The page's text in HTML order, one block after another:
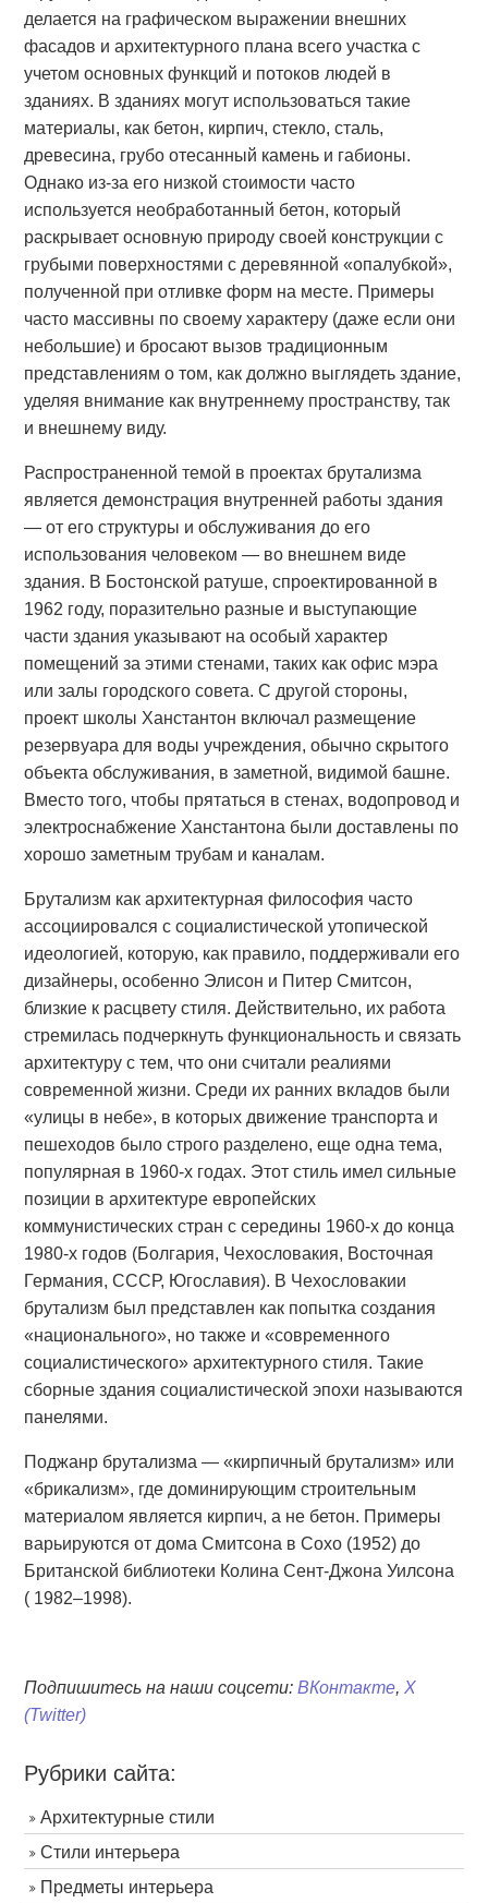
делается на графическом выражении внешних
фасадов и архитектурного плана всего участка с
учетом основных функций и потоков людей в
зданиях. В зданиях могут использоваться такие
материалы, как бетон, кирпич, стекло, сталь,
древесина, грубо отесанный камень и габионы.
Однако из-за его низкой стоимости часто
используется необработанный бетон, который
раскрывает основную природу своей конструкции с
грубыми поверхностями с деревянной «опалубкой»,
полученной при отливке форм на месте. Примеры
часто массивны по своему характеру (даже если они
небольшие) и бросают вызов традиционным
представлениям о том, как должно выглядеть здание,
уделяя внимание как внутреннему пространству, так
и внешнему виду.
Распространенной темой в проектах брутализма
является демонстрация внутренней работы здания
— от его структуры и обслуживания до его
использования человеком — во внешнем виде
здания. В Бостонской ратуше, спроектированной в
1962 году, поразительно разные и выступающие
части здания указывают на особый характер
помещений за этими стенами, таких как офис мэра
или залы городского совета. С другой стороны,
проект школы Ханстантон включал размещение
резервуара для воды учреждения, обычно скрытого
объекта обслуживания, в заметной, видимой башне.
Вместо того, чтобы прятаться в стенах, водопровод и
электроснабжение Ханстантона были доставлены по
хорошо заметным трубам и каналам.
Брутализм как архитектурная философия часто
ассоциировался с социалистической утопической
идеологией, которую, как правило, поддерживали его
дизайнеры, особенно Элисон и Питер Смитсон,
близкие к расцвету стиля. Действительно, их работа
стремилась подчеркнуть функциональность и связать
архитектуру с тем, что они считали реалиями
современной жизни. Среди их ранних вкладов были
«улицы в небе», в которых движение транспорта и
пешеходов было строго разделено, еще одна тема,
популярная в 1960-х годах. Этот стиль имел сильные
позиции в архитектуре европейских
коммунистических стран с середины 1960-х до конца
1980-х годов (Болгария, Чехословакия, Восточная
Германия, СССР, Югославия). В Чехословакии
брутализм был представлен как попытка создания
«национального», но также и «современного
социалистического» архитектурного стиля. Такие
сборные здания социалистической эпохи называются
панелями.
Поджанр брутализма — «кирпичный брутализм» или
«брикализм», где доминирующим строительным
материалом является кирпич, а не бетон. Примеры
варьируются от дома Смитсона в Сохо (1952) до
Британской библиотеки Колина Сент-Джона Уилсона
( 1982–1998).
Подпишитесь на наши соцсети:ВКонтакте,X
(Twitter)
Рубрики сайта:
Архитектурные стили
Стили интерьера
Предметы интерьера